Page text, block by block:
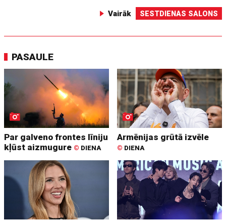
Vairāk SESTDIENAS SALONS
PASAULE
Par galveno frontes līniju
kļūst aizmugure © DIENA
Armēnijas grūtā izvēle
© DIENA